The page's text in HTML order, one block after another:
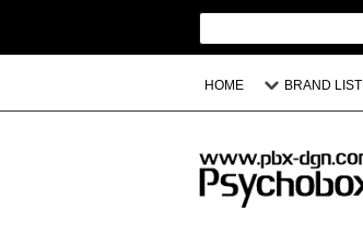
HOME BRAND LIST